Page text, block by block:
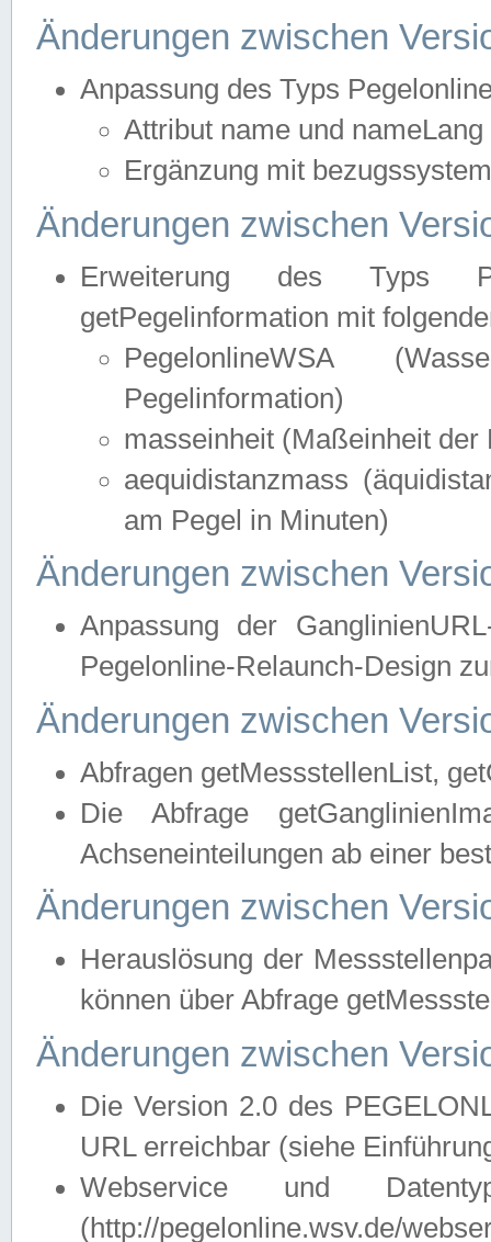
Änderungen zwischen
Anpassung des Typs
Attribut name und
Ergänzung mit
Änderungen zwischen
Erweiterung des Typs
getPegelinformation mit
PegelonlineWSA
Pegelinformation)
masseinheit (Maßeinheit der
aequidistanzmass
am Pegel in Minuten)
Änderungen zwischen
Anpassung der
Pegelonline-Relaunch-Design
Änderungen zwischen
Abfragen getMessstellenList,
Die Abfrage
Achseneinteilungen ab einer
Änderungen zwischen
Herauslösung der
können über Abfrage
Änderungen zwischen
Die Version 2.0 des
URL erreichbar (siehe
Webservice und
(http://pegelonline.wsv.de/